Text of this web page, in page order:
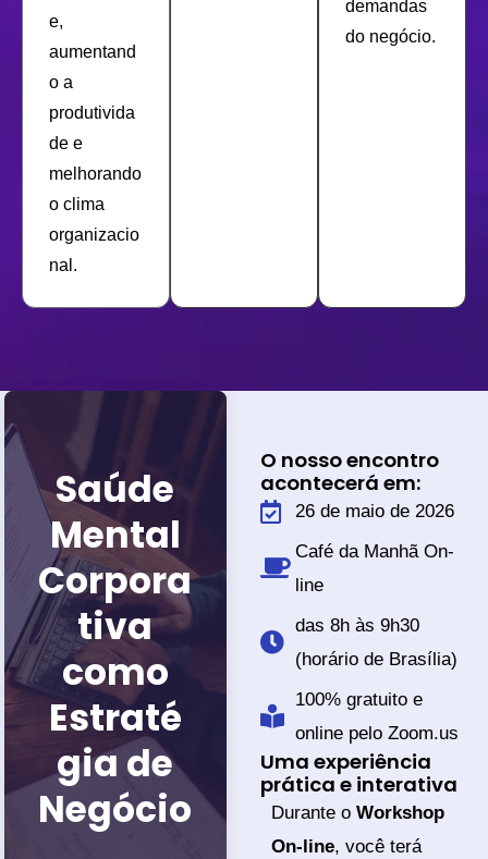
e,
aumentand
o a
produtivida
de e
melhorando
o clima
organizacio
nal.
demandas
do negócio.
O nosso encontro
acontecerá em:
26 de maio de 2026
Café da Manhã On-
line
das 8h às 9h30
(horário de Brasília)
100% gratuito e
online pelo Zoom.us
Uma experiência
prática e interativa
Durante o Workshop
On-line, você terá
Saúde
Mental
Corpora
tiva
como
Estraté
gia de
Negócio